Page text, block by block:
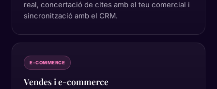
real, concertació de cites amb el teu comercial i
sincronització amb el CRM.
E-COMMERCE
Vendes i e-commerce